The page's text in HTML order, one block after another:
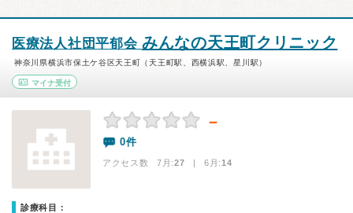
医療法人社団平郁会 みんなの天王町クリニック
神奈川県横浜市保土ケ谷区天王町（天王町駅、西横浜駅、星川駅）
マイナ受付
－
0件
アクセス数 7月:27 | 6月:14
診療科目：